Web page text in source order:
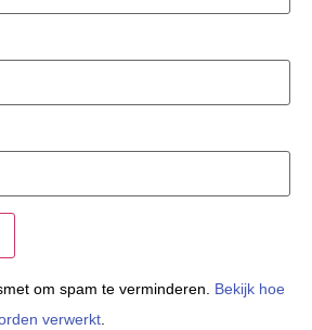
om spam te verminderen. Bekijk hoe
verwerkt